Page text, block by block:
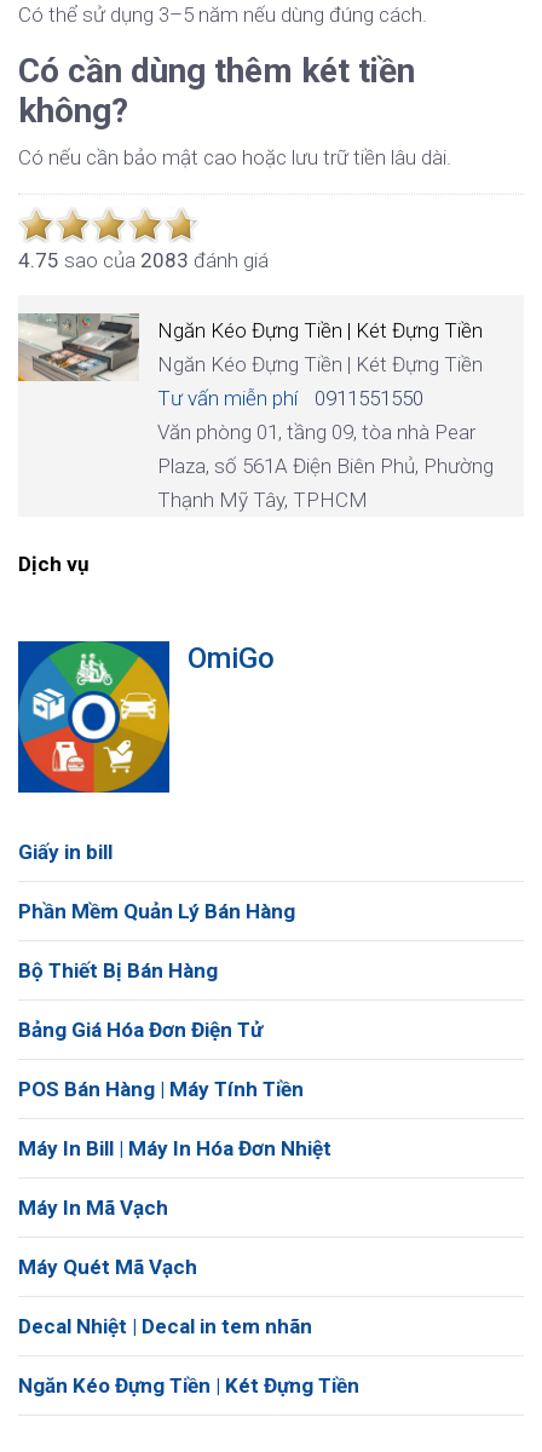
Có thể sử dụng 3–5 năm nếu dùng đúng cách.
Có cần dùng thêm két tiền
không?
Có nếu cần bảo mật cao hoặc lưu trữ tiền lâu dài.
4.75 sao của 2083 đánh giá
Ngăn Kéo Đựng Tiền | Két Đựng Tiền
Ngăn Kéo Đựng Tiền | Két Đựng Tiền
Tư vấn miễn phí
0911551550
Văn phòng 01, tầng 09, tòa nhà Pear
Plaza, số 561A Điện Biên Phủ, Phường
Thạnh Mỹ Tây, TPHCM
Dịch vụ
OmiGo
Giấy in bill
Phần Mềm Quản Lý Bán Hàng
Bộ Thiết Bị Bán Hàng
Bảng Giá Hóa Đơn Điện Tử
POS Bán Hàng | Máy Tính Tiền
Máy In Bill | Máy In Hóa Đơn Nhiệt
Máy In Mã Vạch
Máy Quét Mã Vạch
Decal Nhiệt | Decal in tem nhãn
Ngăn Kéo Đựng Tiền | Két Đựng Tiền